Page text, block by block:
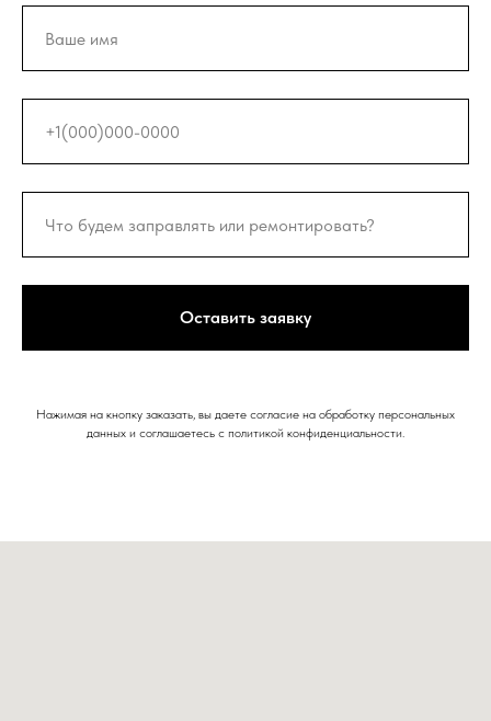
Оставить заявку
Нажимая на кнопку заказать, вы даете согласие на обработку персональных
данных и соглашаетесь c политикой конфиденциальности.